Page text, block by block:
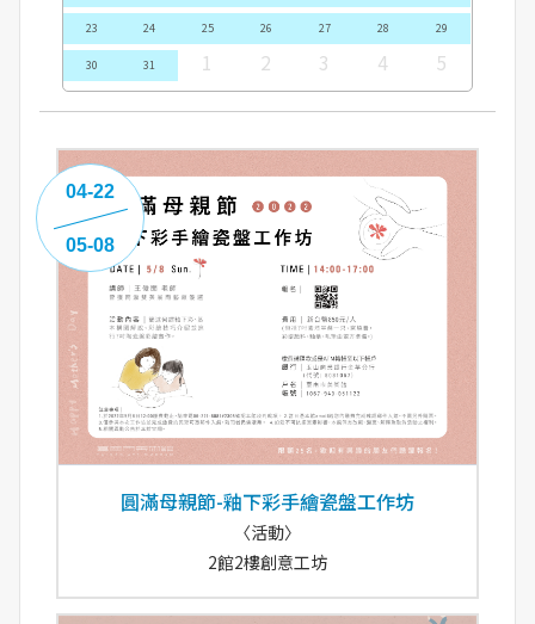
23 24 25 26 27 28 29
30 31 1 2 3 4 5
圓滿母親節-釉下彩手繪瓷盤工作坊
〈活動〉
2館2樓創意工坊
04-22
05-08